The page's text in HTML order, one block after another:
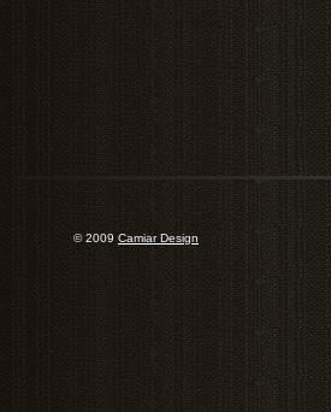
© 2009 Camiar Design